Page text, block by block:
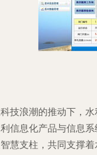
技浪潮的推动下，
信息化产品与信息
慧支柱，共同支撑